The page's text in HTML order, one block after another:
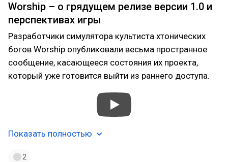
Worship – о грядущем релизе версии 1.0 и
перспективах игры
Разработчики симулятора культиста хтонических
богов Worship опубликовали весьма пространное
сообщение, касающееся состояния их проекта,
который уже готовится выйти из раннего доступа.
Показать полностью
2